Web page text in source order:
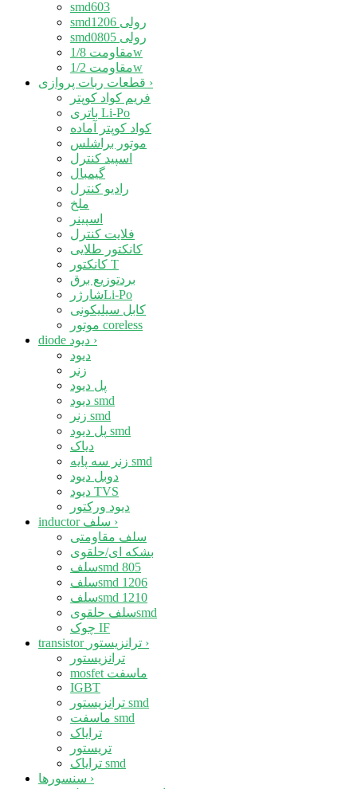
smd603
smd1206 رولی
smd0805 رولی
مقاومت 1/8w
مقاومت 1/2w
›
فریم کواد کوپتر
باتری Li-Po
کواد کوپتر آماده
موتور براشلس
اسپید کنترل
گیمبال
رادیو کنترل
ملخ
اسپینر
فلایت کنترل
کانکتور طلایی
کانکتور T
بردتوزیع برق
شارژرLi-Po
کابل سیلیکونی
موتور coreless
›
دیود
زنر
پل دیود
دیود smd
زنر smd
پل دیود smd
دیاک
زنر سه پایه smd
دوبل دیود
دیود TVS
دیود ورکتور
›
سلف مقاومتی
بشکه ای/حلقوی
سلفsmd 805
سلفsmd 1206
سلفsmd 1210
سلف حلقویsmd
چوک IF
›
ترانزیستور
mosfet ماسفت
IGBT
ترانزیستور smd
ماسفت smd
ترایاک
تریستور
ترایاک smd
›